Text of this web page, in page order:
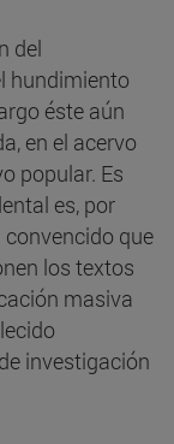
del
hundimiento
éste aún
en el acervo
popular. Es
es, por
que
los textos
masiva
investigación